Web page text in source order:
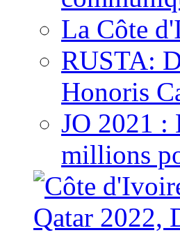
La Côte
RUSTA:
Honoris
JO 2021 :
millions